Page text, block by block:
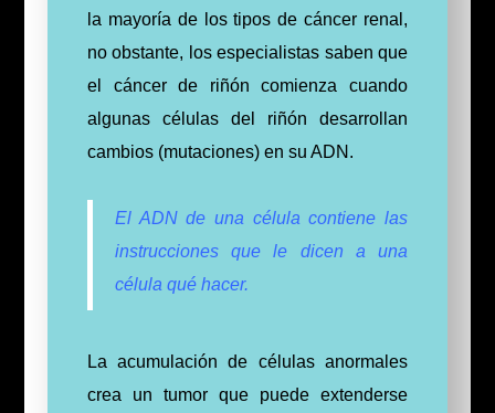
la mayoría de los tipos de cáncer renal,
no obstante, los especialistas saben que
el cáncer de riñón comienza cuando
algunas células del riñón desarrollan
cambios (mutaciones) en su ADN.
El ADN de una célula contiene las
instrucciones que le dicen a una
célula qué hacer.
La acumulación de células anormales
crea un tumor que puede extenderse